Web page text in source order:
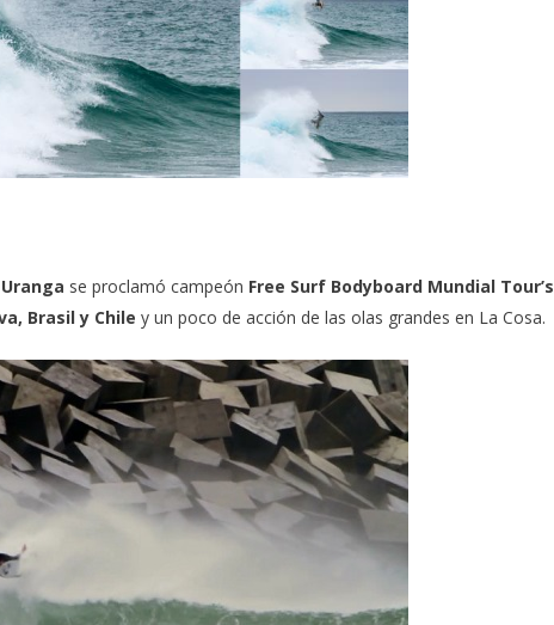
se proclamó campeón Free Surf Bodyboard Mundial Tour’s
Brasil y Chile y un poco de acción de las olas grandes en La Cosa.